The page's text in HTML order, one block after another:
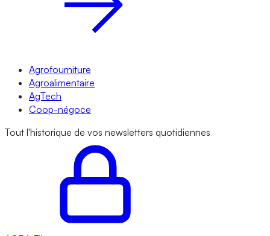
Agrofourniture
Agroalimentaire
AgTech
Coop-négoce
Tout l'historique de vos newsletters quotidiennes